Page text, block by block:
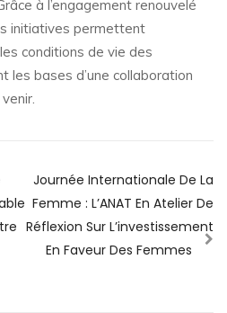
à l’engagement renouvelé
initiatives permettent
conditions de vie des
les bases d’une collaboration
Journée Internationale De La
Femme : L’ANAT En Atelier De
Réflexion Sur L’investissement
En Faveur Des Femmes